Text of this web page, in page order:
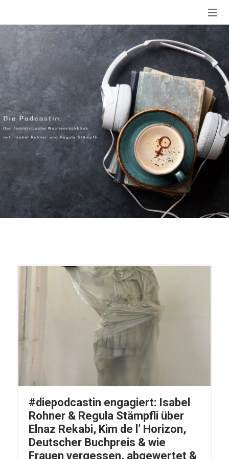
#diepodcastin engagiert: Isabel
Rohner & Regula Stämpfli über
Elnaz Rekabi, Kim de l’ Horizon,
Deutscher Buchpreis & wie
Frauen vergessen, abgewertet &